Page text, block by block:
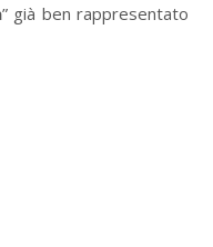
” già ben rappresentato